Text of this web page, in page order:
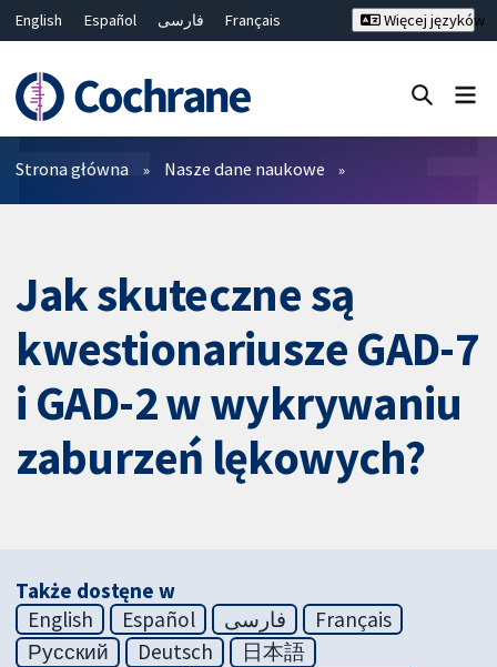
English Español فارسی
Français
Bahasa Malaysia
ไทย
繁體中文
简体中文
Więcej języków
Filtry
Strona główna Nasze dane naukowe
Jak skuteczne są
kwestionariusze GAD-7
i GAD-2 w wykrywaniu
zaburzeń lękowych?
Także dostęne w
English
Español فارسی
Français
Русский
Deutsch
日本語